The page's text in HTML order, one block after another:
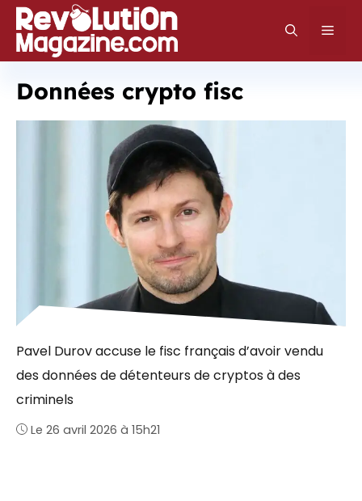
Aller
au
contenu
Données crypto fisc
Pavel Durov accuse le fisc français d’avoir vendu
des données de détenteurs de cryptos à des
criminels
Le 26 avril 2026 à 15h21